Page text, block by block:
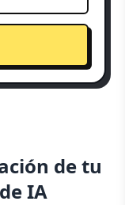
de tu
IA